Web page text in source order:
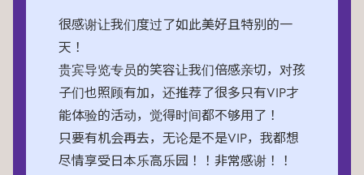
很感谢让我们度过了如此美好且特别的一
天！
贵宾导览专员的笑容让我们倍感亲切，对孩
子们也照顾有加，还推荐了很多只有VIP才
能体验的活动，觉得时间都不够用了！
只要有机会再去，无论是不是VIP，我都想
尽情享受日本乐高乐园！！非常感谢！！